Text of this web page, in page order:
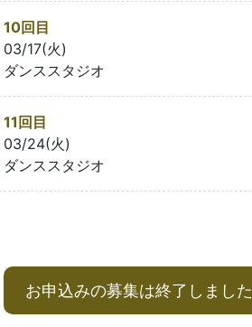
10回目
03/17(火)
ダンススタジオ
11回目
03/24(火)
ダンススタジオ
お申込みの募集は終了しました